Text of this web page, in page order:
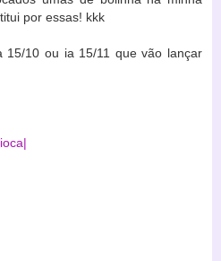
por essas! kkk
15/10 ou ia 15/11 que vão lançar